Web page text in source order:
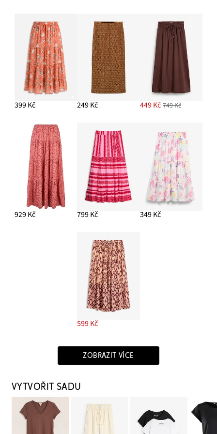
PŘIDAT DO KOŠÍKU
Kruhové náušnice
329 Kč
PŘIDAT DO KOŠÍKU
399 Kč 249 Kč 449 Kč 749 Kč
929 Kč 799 Kč 349 Kč
599 Kč
ZOBRAZIT VÍCE
VYTVOŘIT SADU